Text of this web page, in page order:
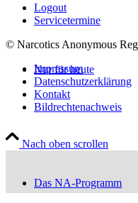
Nur für heute
Das NA-Programm
Logout
Servicetermine
© Narcotics Anonymous
Impressum
Datenschutzerklärung
Kontakt
Bildrechtenachweis
Nach oben scrollen